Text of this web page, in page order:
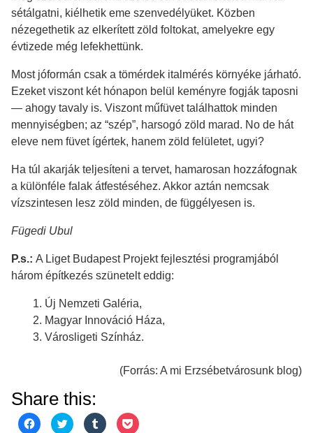
sétálgatni, kiélhetik eme szenvedélyüket. Közben
nézegethetik az elkerített zöld foltokat, amelyekre egy
évtizede még lefekhettünk.
Most jóformán csak a tömérdek italmérés környéke járható.
Ezeket viszont két hónapon belül keményre fogják taposni
— ahogy tavaly is. Viszont műfüvet találhattok minden
mennyiségben; az “szép”, harsogó zöld marad. No de hát
eleve nem füvet ígértek, hanem zöld felületet, ugyi?
Ha túl akarják teljesíteni a tervet, hamarosan hozzáfognak
a különféle falak átfestéséhez. Akkor aztán nemcsak
vízszintesen lesz zöld minden, de függélyesen is.
Fügedi Ubul
P.s.: A Liget Budapest Projekt fejlesztési programjából
három építkezés szünetelt eddig:
Új Nemzeti Galéria,
Magyar Innováció Háza,
Városligeti Színház.
(Forrás: A mi Erzsébetvárosunk blog)
Share this:
C
l
C
l
C
l
C
l